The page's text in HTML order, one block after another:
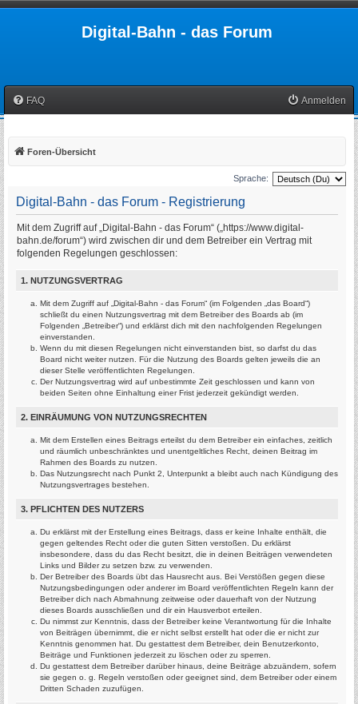
Digital-Bahn - das Forum
FAQ Anmelden
Foren-Übersicht
Sprache:
Digital-Bahn - das Forum - Registrierung
Mit dem Zugriff auf „Digital-Bahn - das Forum“ („https://www.digital-
bahn.de/forum“) wird zwischen dir und dem Betreiber ein Vertrag mit
folgenden Regelungen geschlossen:
1. NUTZUNGSVERTRAG
Mit dem Zugriff auf „Digital-Bahn - das Forum“ (im Folgenden „das Board“)
schließt du einen Nutzungsvertrag mit dem Betreiber des Boards ab (im
Folgenden „Betreiber“) und erklärst dich mit den nachfolgenden Regelungen
einverstanden.
Wenn du mit diesen Regelungen nicht einverstanden bist, so darfst du das
Board nicht weiter nutzen. Für die Nutzung des Boards gelten jeweils die an
dieser Stelle veröffentlichten Regelungen.
Der Nutzungsvertrag wird auf unbestimmte Zeit geschlossen und kann von
beiden Seiten ohne Einhaltung einer Frist jederzeit gekündigt werden.
2. EINRÄUMUNG VON NUTZUNGSRECHTEN
Mit dem Erstellen eines Beitrags erteilst du dem Betreiber ein einfaches, zeitlich
und räumlich unbeschränktes und unentgeltliches Recht, deinen Beitrag im
Rahmen des Boards zu nutzen.
Das Nutzungsrecht nach Punkt 2, Unterpunkt a bleibt auch nach Kündigung des
Nutzungsvertrages bestehen.
3. PFLICHTEN DES NUTZERS
Du erklärst mit der Erstellung eines Beitrags, dass er keine Inhalte enthält, die
gegen geltendes Recht oder die guten Sitten verstoßen. Du erklärst
insbesondere, dass du das Recht besitzt, die in deinen Beiträgen verwendeten
Links und Bilder zu setzen bzw. zu verwenden.
Der Betreiber des Boards übt das Hausrecht aus. Bei Verstößen gegen diese
Nutzungsbedingungen oder anderer im Board veröffentlichten Regeln kann der
Betreiber dich nach Abmahnung zeitweise oder dauerhaft von der Nutzung
dieses Boards ausschließen und dir ein Hausverbot erteilen.
Du nimmst zur Kenntnis, dass der Betreiber keine Verantwortung für die Inhalte
von Beiträgen übernimmt, die er nicht selbst erstellt hat oder die er nicht zur
Kenntnis genommen hat. Du gestattest dem Betreiber, dein Benutzerkonto,
Beiträge und Funktionen jederzeit zu löschen oder zu sperren.
Du gestattest dem Betreiber darüber hinaus, deine Beiträge abzuändern, sofern
sie gegen o. g. Regeln verstoßen oder geeignet sind, dem Betreiber oder einem
Dritten Schaden zuzufügen.